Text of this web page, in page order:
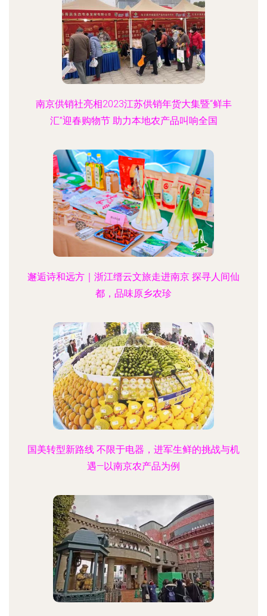
南京供销社亮相2023江苏供销年货大集暨“鲜丰
汇”迎春购物节 助力本地农产品叫响全国
邂逅诗和远方｜浙江缙云文旅走进南京 探寻人间仙
都，品味原乡农珍
国美转型新路线 不限于电器，进军生鲜的挑战与机
遇—以南京农产品为例